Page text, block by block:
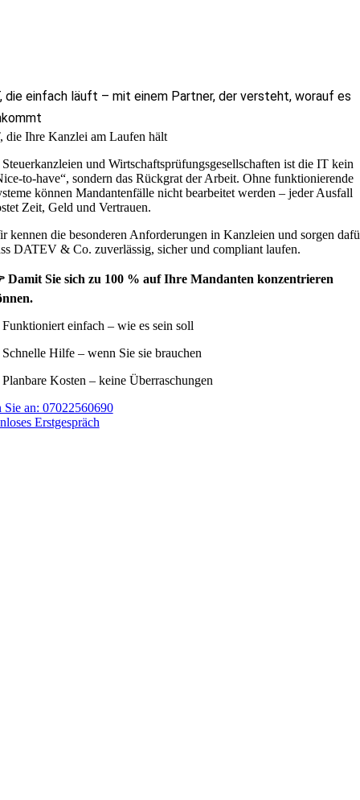
die einfach läuft – mit einem Partner, der versteht, worauf es
die Ihre Kanzlei am Laufen hält
und Wirtschaftsprüfungsgesellschaften ist die IT kein
to-have“, sondern das Rückgrat der Arbeit. Ohne funktionierende
können Mandantenfälle nicht bearbeitet werden – jeder Ausfall
Zeit, Geld und Vertrauen.
kennen die besonderen Anforderungen in Kanzleien und sorgen
DATEV & Co. zuverlässig, sicher und compliant laufen.
Damit Sie sich zu 100 % auf Ihre Mandanten konzentrieren
Funktioniert einfach – wie es sein soll
Schnelle Hilfe – wenn Sie sie brauchen
Planbare Kosten – keine Überraschungen
Sie an: 07022560690
Erstgespräch